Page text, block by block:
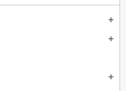
add
add
add